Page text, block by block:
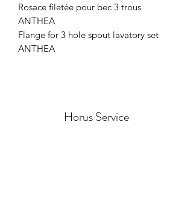
Rosace filetée pour bec 3 trous
ANTHEA
Flange for 3 hole spout lavatory set
ANTHEA
Horus Service